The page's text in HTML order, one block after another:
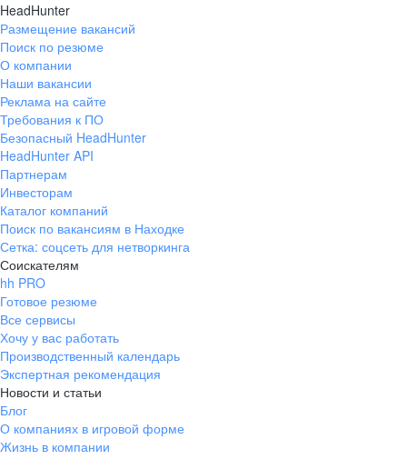
HeadHunter
Размещение вакансий
Поиск по резюме
О компании
Наши вакансии
Реклама на сайте
Требования к ПО
Безопасный HeadHunter
HeadHunter API
Партнерам
Инвесторам
Каталог компаний
Поиск по вакансиям в Находке
Сетка: соцсеть для нетворкинга
Соискателям
hh PRO
Готовое резюме
Все сервисы
Хочу у вас работать
Производственный календарь
Экспертная рекомендация
Новости и статьи
Блог
О компаниях в игровой форме
Жизнь в компании